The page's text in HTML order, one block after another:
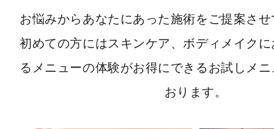
お悩みからあなたにあった施術をご提案さ
初めての方にはスキンケア、ボディメイク
るメニューの体験がお得にできるお試しメ
おります。